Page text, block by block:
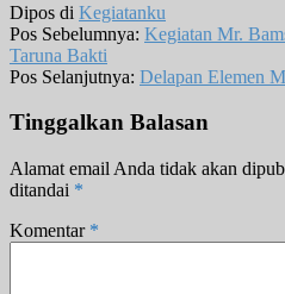
Dipos di Kegiatanku
Pos Sebelumnya: Kegiatan Mr.
Taruna Bakti
Pos Selanjutnya: Delapan Elemen
Tinggalkan Balasan
Alamat email Anda tidak akan
ditandai *
Komentar *